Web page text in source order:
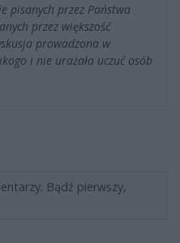
pisanych przez Państwa
przez większość
prowadzona w
i nie urażała uczuć osób
Bądź pierwszy,